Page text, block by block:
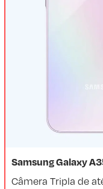
Samsung Galaxy
Câmera Tripla de